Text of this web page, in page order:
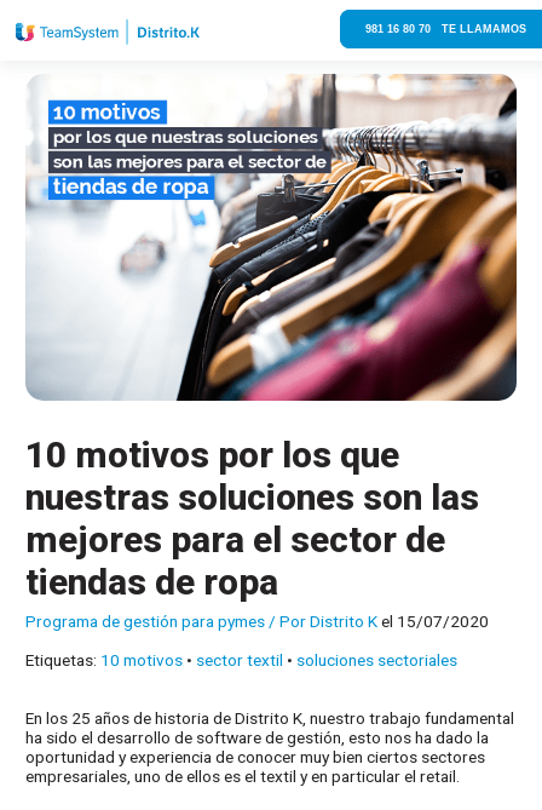
981 16 80 70 TE LLAMAMOS
10 motivos por los que
nuestras soluciones son las
mejores para el sector de
tiendas de ropa
Programa de gestión para pymes / PorDistrito Kel 15/07/2020
Etiquetas: 10 motivos • sector textil • soluciones sectoriales
En los 25 años de historia de Distrito K, nuestro trabajo fundamental
ha sido el desarrollo de software de gestión, esto nos ha dado la
oportunidad y experiencia de conocer muy bien ciertos sectores
empresariales, uno de ellos es el textil y en particular el retail.